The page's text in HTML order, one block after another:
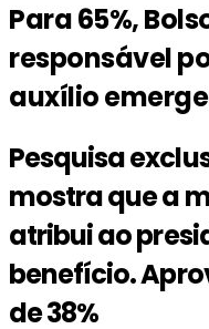
Para 65%,
responsável
auxílio
Pesquisa
mostra que a
atribui ao
benefício.
de 38%